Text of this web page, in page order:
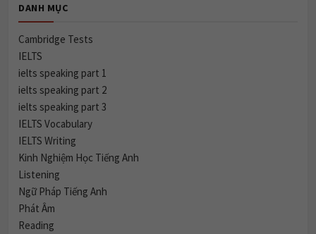
DANH MỤC
Cambridge Tests
IELTS
ielts speaking part 1
ielts speaking part 2
ielts speaking part 3
IELTS Vocabulary
IELTS Writing
Kinh Nghiệm Học Tiếng Anh
Listening
Ngữ Pháp Tiếng Anh
Phát Âm
Reading